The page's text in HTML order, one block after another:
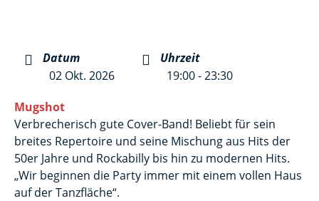
Datum
02 Okt. 2026
Uhrzeit
19:00 - 23:30
Mugshot
Verbrecherisch gute Cover-Band! Beliebt für sein
breites Repertoire und seine Mischung aus Hits der
50er Jahre und Rockabilly bis hin zu modernen Hits.
„Wir beginnen die Party immer mit einem vollen Haus
auf der Tanzfläche“.